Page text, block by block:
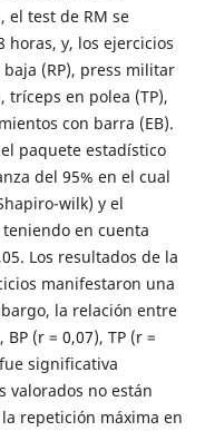
el test de RM se
horas, y, los ejercicios
(RP), press militar
tríceps en polea (TP),
con barra (EB).
paquete estadístico
del 95% en el cual
wilk) y el
en cuenta
Los resultados de la
manifestaron una
la relación entre
BP (r = 0,07), TP (r =
fue significativa
valorados no están
repetición máxima en